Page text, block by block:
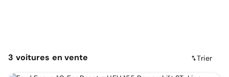
3 voitures en vente Trier